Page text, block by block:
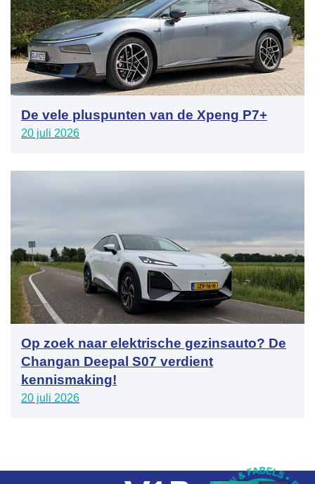
De vele pluspunten van de Xpeng P7+
20 juli 2026
Op zoek naar elektrische gezinsauto? De
Changan Deepal S07 verdient
kennismaking!
20 juli 2026